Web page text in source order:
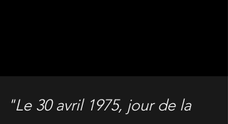
"Le 30 avril 1975, jour de la